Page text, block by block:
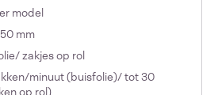
model
mm
zakjes op rol
minuut (buisfolie)/ tot 30
op rol)